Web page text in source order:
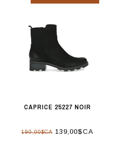
CAPRICE 25227 NOIR
190,00$CA139,00$CA